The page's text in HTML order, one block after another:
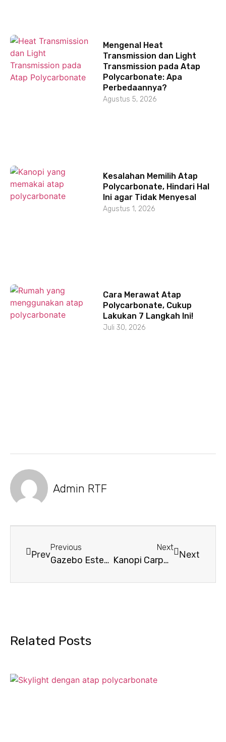
Mengenal Heat
Transmission dan Light
Transmission pada Atap
Polycarbonate: Apa
Perbedaannya?
Agustus 5, 2026
Kesalahan Memilih Atap
Polycarbonate, Hindari Hal
Ini agar Tidak Menyesal
Agustus 1, 2026
Cara Merawat Atap
Polycarbonate, Cukup
Lakukan 7 Langkah Ini!
Juli 30, 2026
Admin RTF
Prev
Previous
Gazebo Estetik: Inspirasi Spot Santai Modern dengan Atap Bening
Next
Kanopi Carport Transparan: Garasi Mewah dengan Cahaya Alami
Next
Related Posts